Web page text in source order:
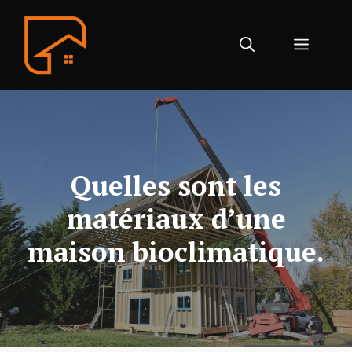
contenu
Menu
Quelles sont les
matériaux d’une
maison bioclimatique.